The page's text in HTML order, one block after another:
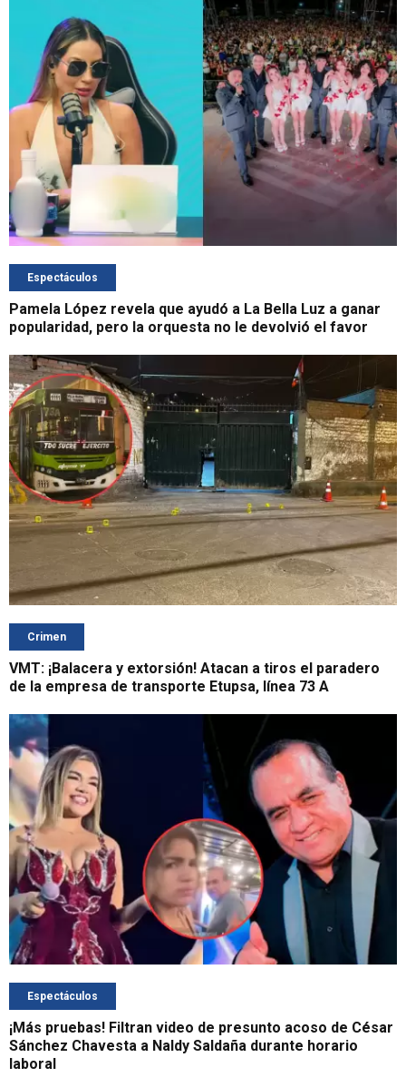
Espectáculos
Pamela López revela que ayudó a La Bella Luz a ganar
popularidad, pero la orquesta no le devolvió el favor
Crimen
VMT: ¡Balacera y extorsión! Atacan a tiros el paradero
de la empresa de transporte Etupsa, línea 73 A
Espectáculos
¡Más pruebas! Filtran video de presunto acoso de César
Sánchez Chavesta a Naldy Saldaña durante horario
laboral